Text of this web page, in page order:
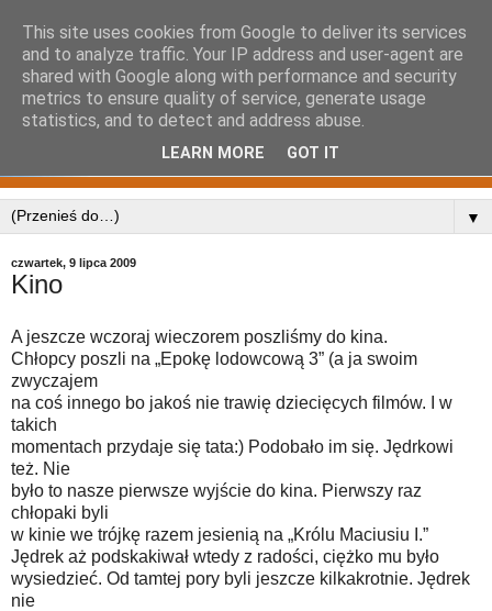
▼
czwartek, 9 lipca 2009
Kino
A jeszcze wczoraj wieczorem poszliśmy do kina.
Chłopcy poszli na „Epokę lodowcową 3” (a ja swoim
zwyczajem
na coś innego bo jakoś nie trawię dziecięcych filmów. I w
takich
momentach przydaje się tata:) Podobało im się. Jędrkowi
też. Nie
było to nasze pierwsze wyjście do kina. Pierwszy raz
chłopaki byli
w kinie we trójkę razem jesienią na „Królu Maciusiu I.”
Jędrek aż podskakiwał wtedy z radości, ciężko mu było
wysiedzieć. Od tamtej pory byli jeszcze kilkakrotnie. Jędrek
nie
This site uses cookies from Google to deliver its services
and to analyze traffic. Your IP address and user-agent are
shared with Google along with performance and security
metrics to ensure quality of service, generate usage
statistics, and to detect and address abuse.
LEARN MORE GOT IT